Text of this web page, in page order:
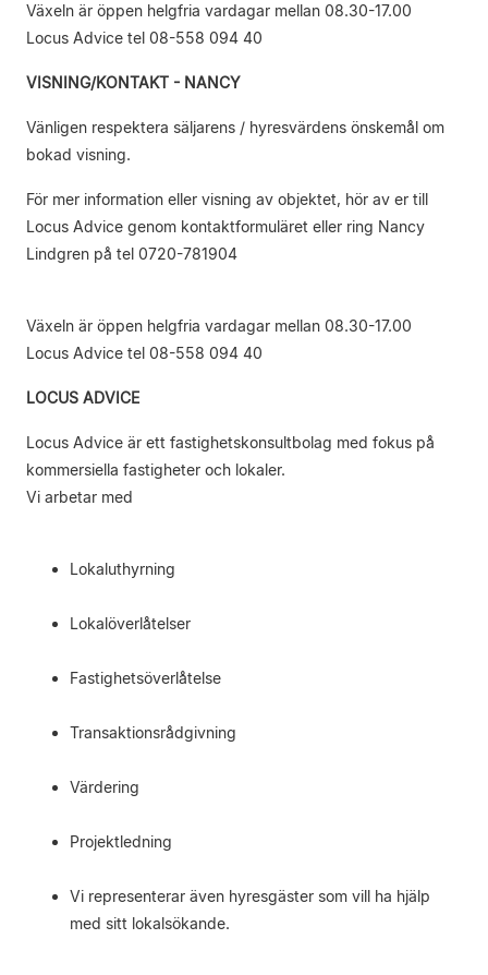
Växeln är öppen helgfria vardagar mellan 08.30-17.00
Locus Advice tel 08-558 094 40
VISNING/KONTAKT - NANCY
Vänligen respektera säljarens / hyresvärdens önskemål om
bokad visning.
För mer information eller visning av objektet, hör av er till
Locus Advice genom kontaktformuläret eller ring Nancy
Lindgren på tel 0720-781904
Växeln är öppen helgfria vardagar mellan 08.30-17.00
Locus Advice tel 08-558 094 40
LOCUS ADVICE
Locus Advice är ett fastighetskonsultbolag med fokus på
kommersiella fastigheter och lokaler.
Vi arbetar med
Lokaluthyrning
Lokalöverlåtelser
Fastighetsöverlåtelse
Transaktionsrådgivning
Värdering
Projektledning
Vi representerar även hyresgäster som vill ha hjälp
med sitt lokalsökande.